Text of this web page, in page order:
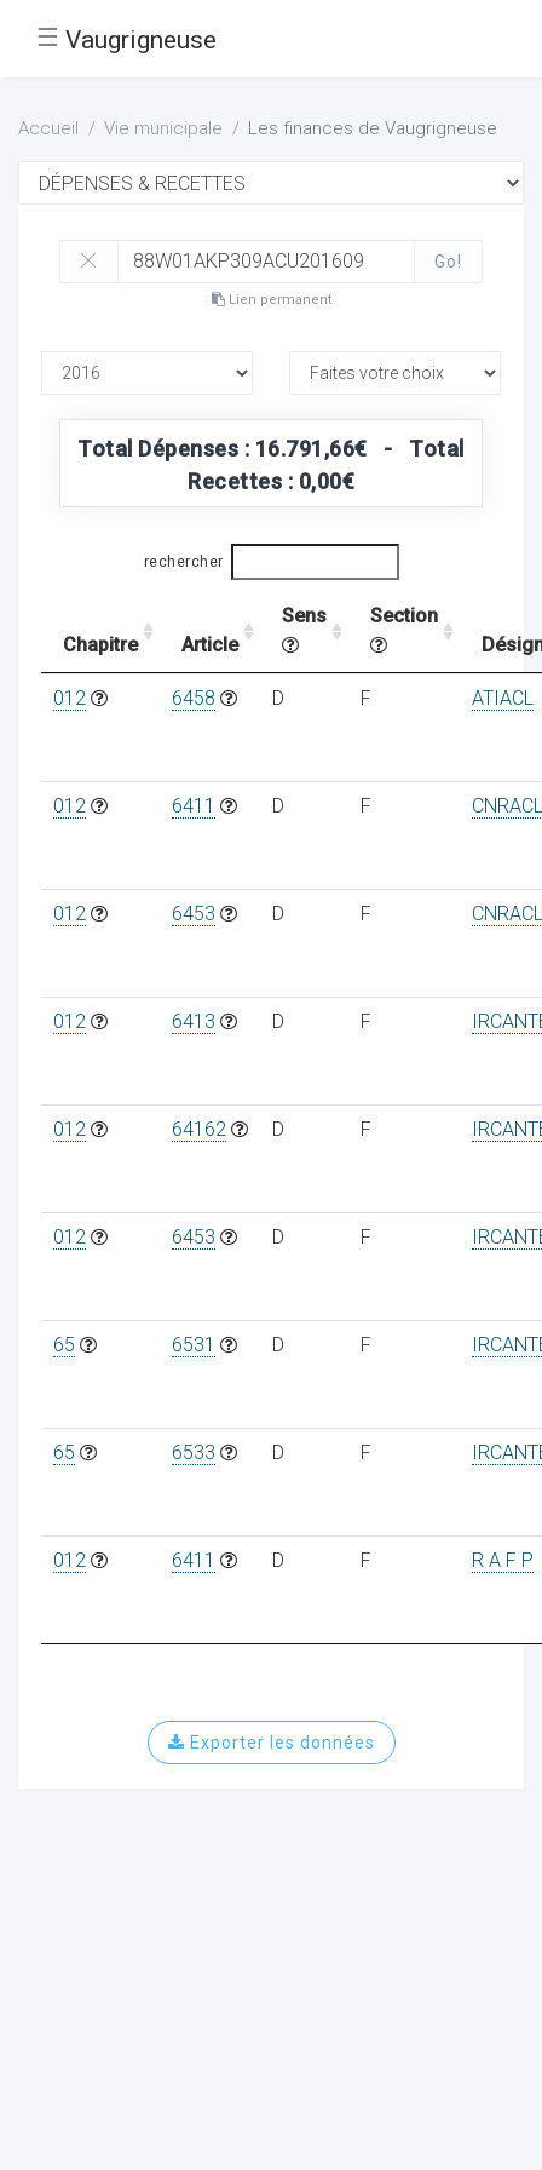
☰ Vaugrigneuse
Accueil Vie municipale Les finances de Vaugrigneuse
Go!
Lien permanent
Total Dépenses : 16.791,66€ - Total
Recettes : 0,00€
rechercher
Chapitre Article
Sens
Section
012 6458 D F ATIACL
012 6411 D F CNRACL
012 6453 D F CNRACL
012 6413 D F
012 64162 D F
012 6453 D F
65 6531 D F
65 6533 D F
012 6411 D F R A F P
Exporter les données